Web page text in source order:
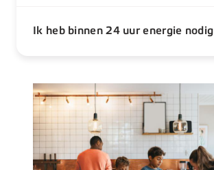
Ik heb binnen 24 uur energie nodig